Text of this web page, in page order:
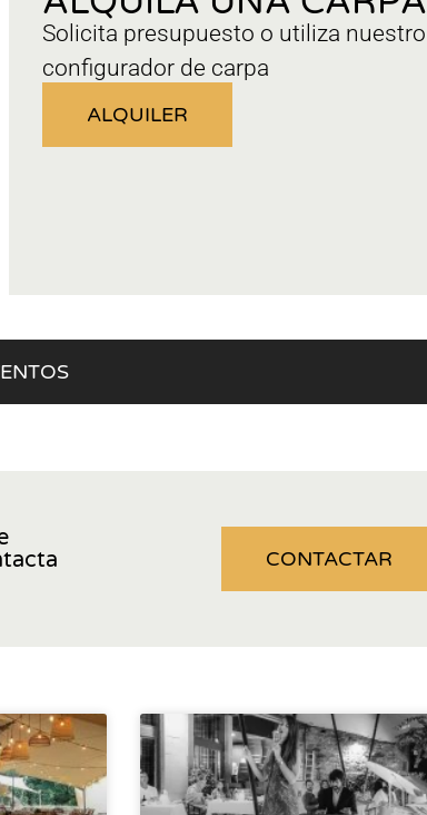
Solicita presupuesto o utiliza nuestro
configurador de carpa
ALQUILER
CONTACTAR